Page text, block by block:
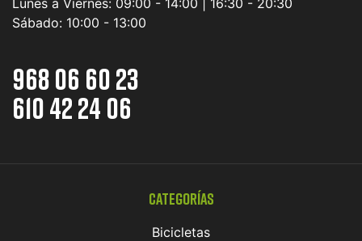
Sábado: 10:00 - 13:00
968 06 60 23
610 42 24 06
Categorías
Bicicletas